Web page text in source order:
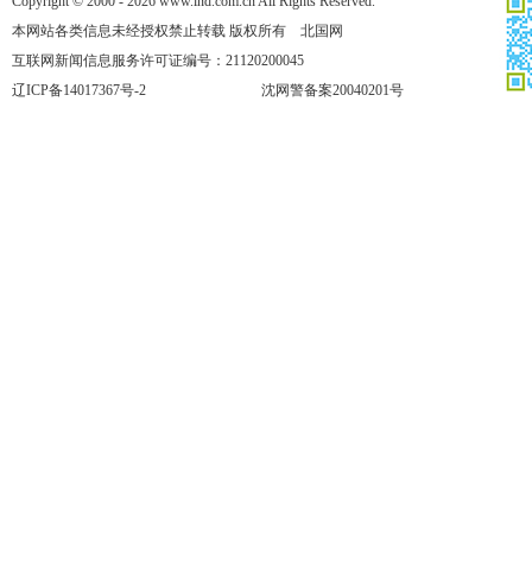
本网站各类信息未经授权禁止转载 版权所有 北国网
互联网新闻信息服务许可证编号：21120200045
辽ICP备14017367号-2
沈网警备案20040201号